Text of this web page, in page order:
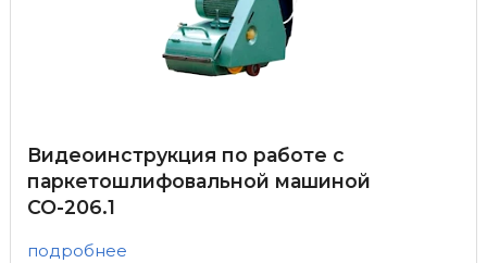
Видеоинструкция по работе с
паркетошлифовальной машиной
СО-206.1
подробнее